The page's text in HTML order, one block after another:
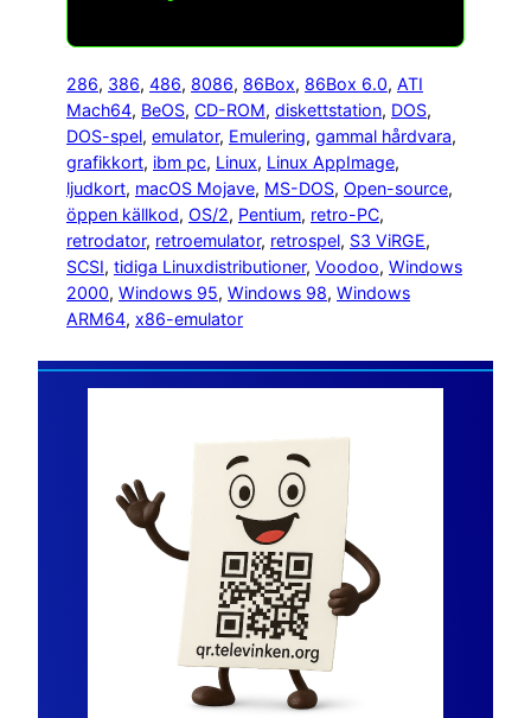
286, 386, 486, 8086, 86Box, 86Box 6.0, ATI
Mach64, BeOS, CD-ROM, diskettstation, DOS
DOS-spel, emulator, Emulering, gammal hårdvara
grafikkort, ibm pc, Linux, Linux AppImage
ljudkort, macOS Mojave, MS-DOS, Open-source
öppen källkod, OS/2, Pentium, retro-PC
retrodator, retroemulator, retrospel, S3 ViRGE
SCSI, tidiga Linuxdistributioner, Voodoo, Windows
2000, Windows 95, Windows 98, Windows
ARM64, x86-emulator